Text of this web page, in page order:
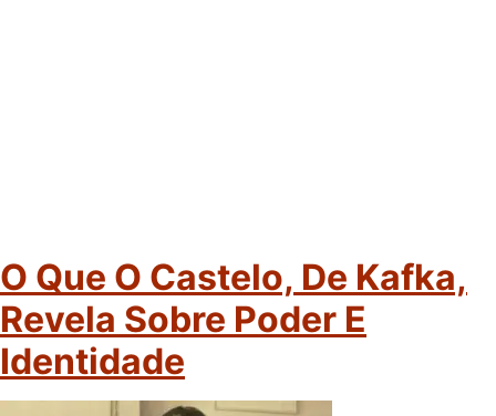
O Que O Castelo, De Kafka,
Revela Sobre Poder E
Identidade